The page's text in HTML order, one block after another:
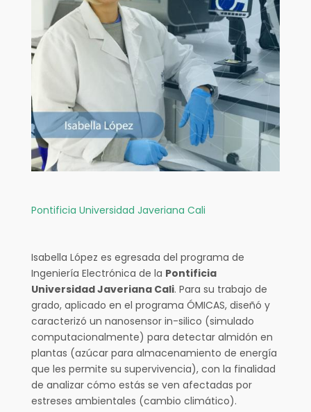
navegación
Pontificia Universidad Javeriana Cali
Isabella López es egresada del programa de
Ingeniería Electrónica de la Pontificia
Universidad Javeriana Cali. Para su trabajo de
grado, aplicado en el programa ÓMICAS, diseñó y
caracterizó un nanosensor in-silico (simulado
computacionalmente) para detectar almidón en
plantas (azúcar para almacenamiento de energía
que les permite su supervivencia), con la finalidad
de analizar cómo estás se ven afectadas por
estreses ambientales (cambio climático).